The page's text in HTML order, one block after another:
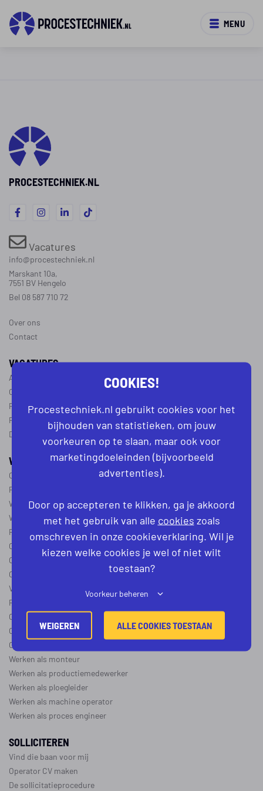
MENU
PROCESTECHNIEK.NL
Vacatures
info@procestechniek.nl
Marskant 10a,
7551 BV Hengelo
Bel 08 587 710 72
Over ons
Contact
VACATURES
Alle vacatures
Operator vacatures
Productiemedewerker vacatures
Ploegleider vacatures
Dagdienst vacatures
WERKEN IN DE PROCESTECHNIEK
Over de procestechniek
Ploegendienst
Wat is een procesoperator
Werken als procesoperator
Procesoperator in de
chemie voedingsindustrie farmacieof
Operator A
Operator B
Operator C
Verschil operator A, B en C
Procesoperator salaris
Operator opleidingen–vapro
Over de maakindustrie
Over de procesindustrie
Werken als monteur
Werken als productiemedewerker
Werken als ploegleider
Werken als machine operator
Werken als proces engineer
SOLLICITEREN
Vind die baan voor mij
Operator CV maken
De sollicitatieprocedure
COOKIES!
Procestechniek.nl gebruikt cookies voor het
bijhouden van statistieken, om jouw
voorkeuren op te slaan, maar ook voor
marketingdoeleinden (bijvoorbeeld
advertenties).
Door op accepteren te klikken, ga je akkoord
met het gebruik van alle cookies zoals
omschreven in onze cookieverklaring. Wil je
kiezen welke cookies je wel of niet wilt
toestaan?
Voorkeur beheren
WEIGEREN ALLE COOKIES TOESTAAN